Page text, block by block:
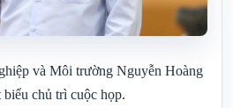
và Môi trường Nguyễn Hoàng
biểu chủ trì cuộc họp.